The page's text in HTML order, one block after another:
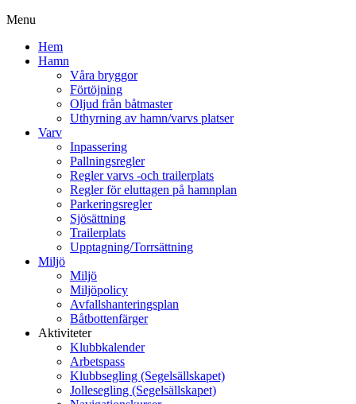
Menu
Hem
Hamn
Våra bryggor
Förtöjning
Oljud från båtmaster
Uthyrning av hamn/varvs platser
Varv
Inpassering
Pallningsregler
Regler varvs -och trailerplats
Regler för eluttagen på hamnplan
Parkeringsregler
Sjösättning
Trailerplats
Upptagning/Torrsättning
Miljö
Miljö
Miljöpolicy
Avfallshanteringsplan
Båtbottenfärger
Aktiviteter
Klubbkalender
Arbetspass
Klubbsegling (Segelsällskapet)
Jollesegling (Segelsällskapet)